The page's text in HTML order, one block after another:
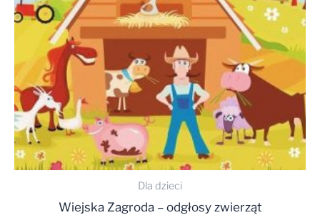
Dla dzieci
Wiejska Zagroda – odgłosy zwierząt